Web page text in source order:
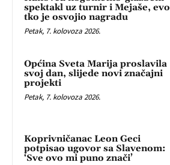
spektakl uz turnir i Mejaše, evo
tko je osvojio nagradu
Petak, 7. kolovoza 2026.
Općina Sveta Marija proslavila
svoj dan, slijede novi značajni
projekti
Petak, 7. kolovoza 2026.
Koprivničanac Leon Geci
potpisao ugovor sa Slavenom:
‘Sve ovo mi puno znači’